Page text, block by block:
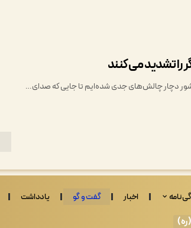
را تشدید می‌کنند
دچار چالش‌های جدی شده‌ایم تا جایی که صدای…
نامه اخبار گفت و گو یادداشت